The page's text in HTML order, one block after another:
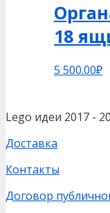
18
5 500.00₽
Lego идеи 2017 -
Доставка
Контакты
Договор